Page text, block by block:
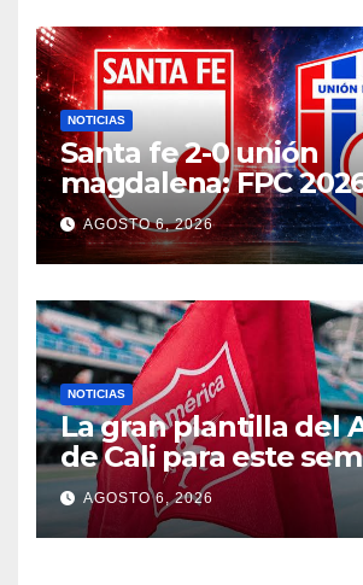
NOTICIAS
Santa fe 2-0 unión
magdalena: FPC
AGOSTO 6, 2026
NOTICIAS
La gran plantilla del
de Cali para este
AGOSTO 6, 2026